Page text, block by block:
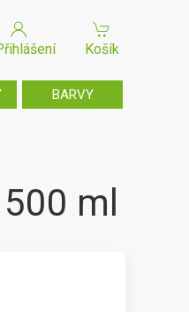
Košík
BARVY
ml